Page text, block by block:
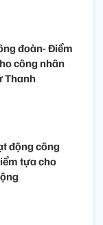
đoàn- Điểm
công nhân
Thanh
động công
tựa cho